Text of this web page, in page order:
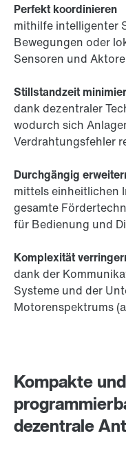
Kompakte
dezentrale
Perfekt koordinieren
mithilfe intelligenter
Bewegungen oder
Sensoren und
Stillstandzeit
dank dezentraler
wodurch sich
Verdrahtungsfehler
Durchgängig
mittels einheitlichen
gesamte
für Bedienung und
Komplexität
dank der
Systeme und der
Motorenspektrums